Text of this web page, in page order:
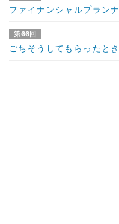
ファイナンシャルプラン
第66回
ごちそうしてもらったと